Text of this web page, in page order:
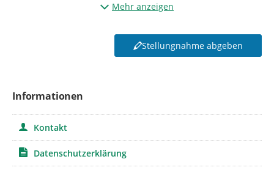
Der Geltungsbereich des Bebauungsplans Nr. 56
der 1. Änderung sind aus der untenstehenden
einer Kita, um den innerstädtischen Kita-Bedarf zu decken.
Um die zusätzliche Belastung des Verkehrsraums durch den
neu entstehenden Hol- und Bringverkehr zu bewältigen, soll
eine Neuordnung des Verkehrs in Form einer sicheren und
funktionalen Anbindung an die Rot-Kreuz-Straße mitgeplant
werden.
Mehr anzeigen
Stellungnahme abgeben
Informationen
Kontakt
Datenschutzerklärung